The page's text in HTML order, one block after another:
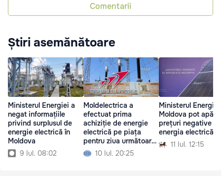
Comentarii
Știri asemănătoare
Ministerul Energiei a
negat informațiile
privind surplusul de
energie electrică în
Moldova
9 Iul. 08:02
Moldelectrica a
efectuat prima
achiziție de energie
electrică pe piața
pentru ziua următoare
pe platforma OPEM
10 Iul. 20:25
Ministerul
Moldova pot
prețuri negative la
energia electrică
11 Iul. 12:15